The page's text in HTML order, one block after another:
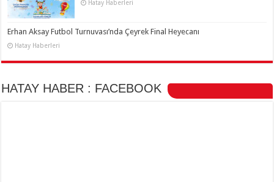
Hatay Haberleri
Erhan Aksay Futbol Turnuvası’nda Çeyrek Final Heyecanı
Hatay Haberleri
HATAY HABER : FACEBOOK